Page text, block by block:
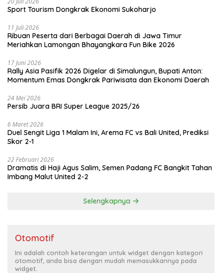
Sport Tourism Dongkrak Ekonomi Sukoharjo
11 Juli 2026
Ribuan Peserta dari Berbagai Daerah di Jawa Timur
Meriahkan Lamongan Bhayangkara Fun Bike 2026
17 Juni 2026
Rally Asia Pasifik 2026 Digelar di Simalungun, Bupati Anton:
Momentum Emas Dongkrak Pariwisata dan Ekonomi Daerah
24 Mei 2026
Persib Juara BRI Super League 2025/26
6 Maret 2026
Duel Sengit Liga 1 Malam Ini, Arema FC vs Bali United, Prediksi
Skor 2-1
22 Februari 2026
Dramatis di Haji Agus Salim, Semen Padang FC Bangkit Tahan
Imbang Malut United 2-2
Selengkapnya
Otomotif
Ini adalah contoh keterangan untuk widget dengan kategori
otomotif, anda bisa dengan mudah memasukkannya pada
widget.